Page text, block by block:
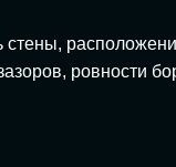
стены,
ровности